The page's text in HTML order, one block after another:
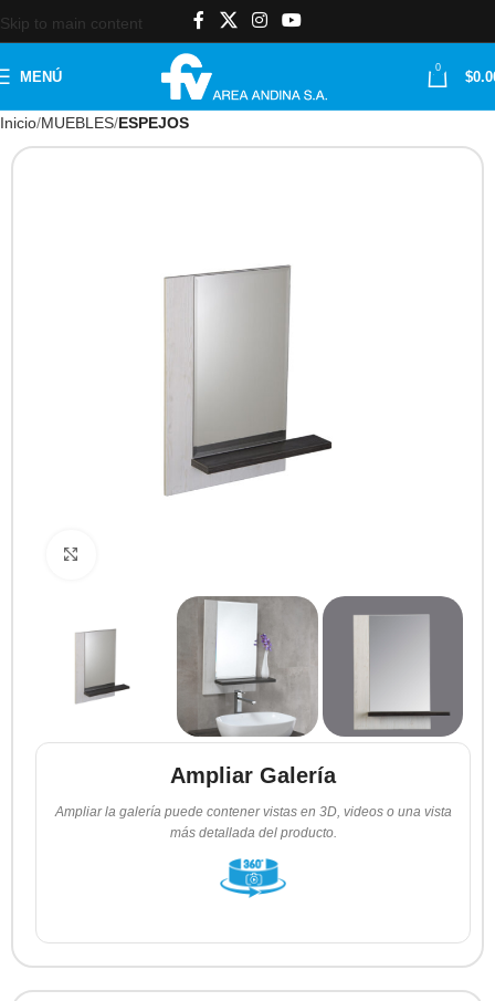
Skip to main content
MENÚ
0
$
Inicio MUEBLES ESPEJOS
Ampliar Galería
Ampliar la galería puede contener vistas en 3D, videos o una vista
más detallada del producto.